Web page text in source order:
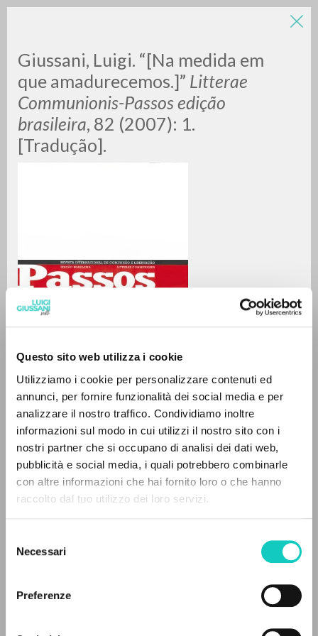
Questo sito web utilizza i cookie
Utilizziamo i cookie per personalizzare contenuti ed
annunci, per fornire funzionalità dei social media e per
analizzare il nostro traffico. Condividiamo inoltre
informazioni sul modo in cui utilizzi il nostro sito con i
nostri partner che si occupano di analisi dei dati web,
pubblicità e social media, i quali potrebbero combinarle
con altre informazioni che hai fornito loro o che hanno
raccolto dal tuo utilizzo dei loro servizi.
delNecessari
Preferenze
Giussani, Luigi. “[Na medida em
que amadurecemos.]” Litterae
Communionis-Passos edição
brasileira, 82 (2007): 1.
[Tradução].
Portoghese BR
Litterae Communionis-Passos edição brasileira
2007
04/06/2024
LUIGI
GIUSSANI
0RESULTS FOUND
MORE RESULTS